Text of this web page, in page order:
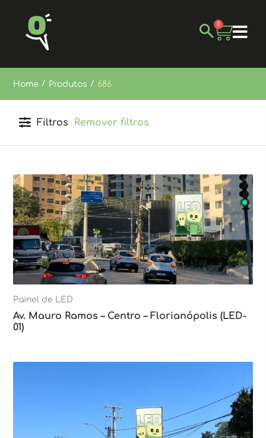
0
Home / Produtos / 686
Filtros Remover filtros
Painel de LED
Av. Mauro Ramos – Centro – Florianópolis (LED-
01)